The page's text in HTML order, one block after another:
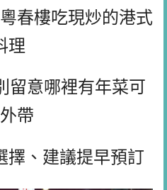
春樓吃現炒的港式
理
留意哪裡有年菜可
帶
擇、建議提早預訂